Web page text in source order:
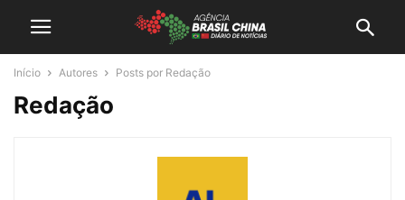
Início Autores Posts por Redação
Redação